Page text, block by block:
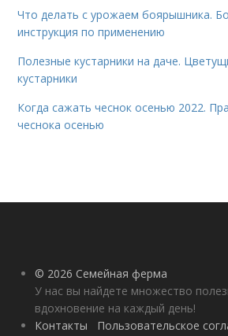
Что делать с урожаем боярышника.
инструкция по применению
Полезные кустарники на даче.
кустарники
Когда сажать чеснок осенью 2022.
чеснока осенью
© 2026 Семейная ферма
У нас вы найдете множество
вдохновение на каждый день!
Контакты
Пользовательское